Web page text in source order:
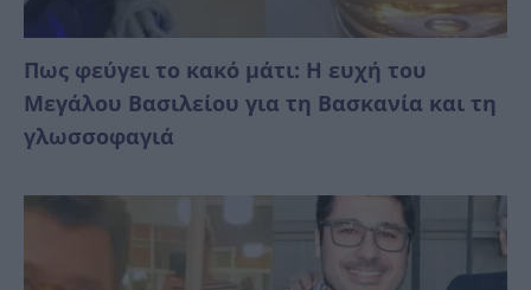
Πως φεύγει το κακό μάτι: Η ευχή του
Μεγάλου Βασιλείου για τη Βασκανία και τη
γλωσσοφαγιά